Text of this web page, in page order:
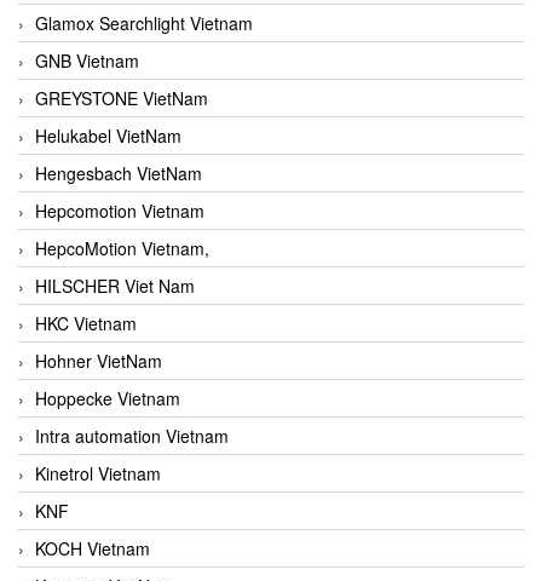
Glamox Searchlight Vietnam
GNB Vietnam
GREYSTONE VietNam
Helukabel VietNam
Hengesbach VietNam
Hepcomotion Vietnam
HepcoMotion Vietnam,
HILSCHER Viet Nam
HKC Vietnam
Hohner VietNam
Hoppecke Vietnam
Intra automation Vietnam
Kinetrol Vietnam
KNF
KOCH Vietnam